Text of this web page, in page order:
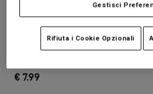
Calze
Borse e accessori
Parti di ricambio
Camicie
Vedi tutto
Bambini
Maschere
Visiera per
Prodotto n.26401
€ 7.99
Gestisci
Rifiuta i Cookie Opzionali